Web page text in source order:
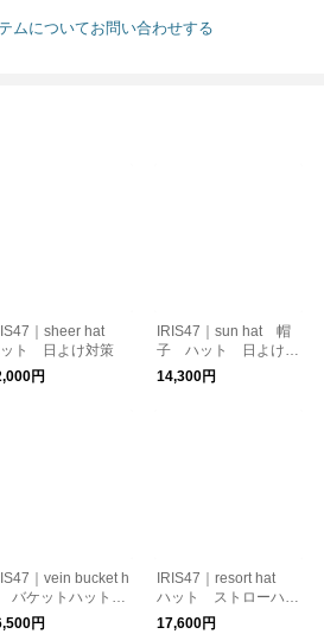
ムについてお問い合わせする
｜sheer hat
ト 日よけ対策
円
IRIS47｜sun hat 帽
子 ハット 日よけ対
策
14,300円
｜vein bucket h
バケットハット
合成皮革
円
IRIS47｜resort hat
ハット ストローハッ
ト 日本製
17,600円